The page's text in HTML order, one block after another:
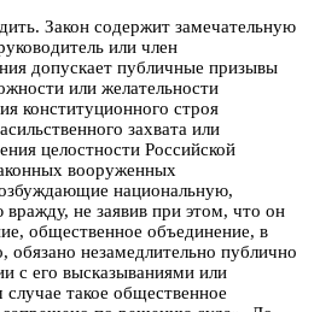
Закон содержит замечательную
или член
допускает публичные призывы
или желательности
конституционного строя
захвата или
целостности Российской
вооруженных
национальную,
не заявив при этом, что он
общественное объединение, в
обязано незамедлительно публично
с его высказываниями или
такое общественное